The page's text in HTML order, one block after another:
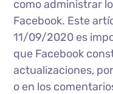
como administrar
Facebook. Este
11/09/2020 es
que Facebook
actualizaciones,
o en los